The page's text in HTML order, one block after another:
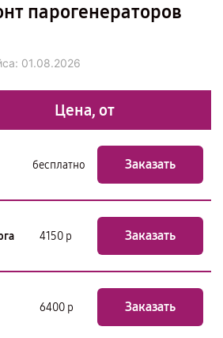
парогенераторов
01.08.2026
Цена, от
бесплатно Заказать
4150 р Заказать
6400 р Заказать